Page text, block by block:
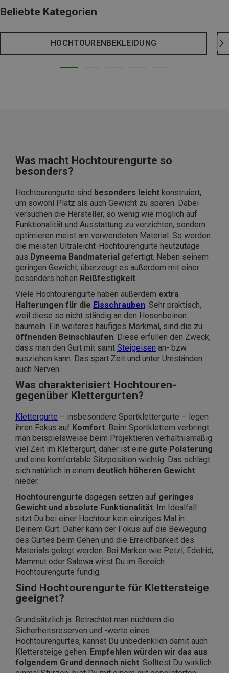
Beliebte Kategorien
HOCHTOURENBEKLEIDUNG
Was macht Hochtourengurte so
besonders?
Hochtourengurte sind besonders leicht konstruiert,
um sowohl Platz als auch Gewicht zu sparen. Dabei
versuchen die Hersteller, so wenig wie möglich auf
Funktionalität und Ausstattung zu verzichten, sondern
optimieren meist am verwendeten Material. So werden
die meisten Ultraleicht-Hochtourengurte heutzutage
aus Dyneema Bandmaterial gefertigt. Neben seinem
geringen Gewicht, überzeugt es außerdem mit einer
besonders hohen Reißfestigkeit
Viele Hochtourengurte haben außerdem extra
Halterungen für die Eisschrauben . Sehr praktisch,
weil diese so nicht ständig an den Hosenbeinen
baumeln. Ein weiteres häufiges Merkmal, sind die zu
öffnenden Beinschlaufen . Diese erfüllen den Zweck,
dass man den Gurt mit samt Steigeisen an- bzw.
ausziehen kann. Das spart Zeit und unter Umständen
auch Nerven.
Was charakterisiert Hochtouren-
gegenüber Klettergurten?
Klettergurte – insbesondere Sportklettergurte – legen
ihren Fokus auf Komfort . Beim Sportklettern verbringt
man beispielsweise beim Projektieren verhältnismäßig
viel Zeit im Klettergurt, daher ist eine gute Polsterung
und eine komfortable Sitzposition wichtig. Das schlägt
sich natürlich in einem deutlich höheren Gewicht
nieder.
Hochtourengurte dagegen setzen auf geringes
Gewicht und absolute Funktionalität . Im Idealfall
sitzt Du bei einer Hochtour kein einziges Mal in
Deinem Gurt. Daher kann der Fokus auf die Bewegung
des Gurtes beim Gehen und die Erreichbarkeit des
Materials gelegt werden. Bei Marken wie Petzl, Edelrid,
Mammut oder Salewa wirst Du im Bereich
Hochtourengurte fündig.
Sind Hochtourengurte für Klettersteige
geeignet?
Grundsätzlich ja. Betrachtet man nüchtern die
Sicherheitsreserven und -werte eines
Hochtourengurtes, kannst Du unbedenklich damit auch
Klettersteige gehen. Empfehlen würden wir das aus
folgendem Grund dennoch nicht: Solltest Du wirklich